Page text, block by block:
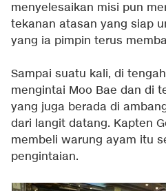
menyelesaikan misi pun
tekanan atasan yang siap
yang ia pimpin terus
Sampai suatu kali, di
mengintai Moo Bae dan di
yang juga berada di
dari langit datang. Kapten
membeli warung ayam itu
pengintaian.